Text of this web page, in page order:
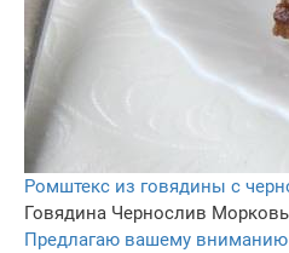
Ромштекс из говядины с
Говядина Чернослив Морковь
Предлагаю вашему вниманию